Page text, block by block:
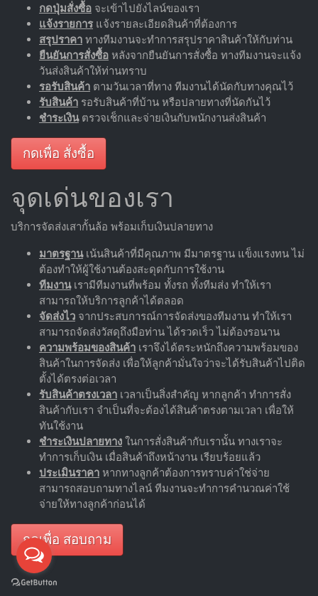
กดปุ่มสั่งซื้อ จะเข้าไปยังไลน์ของเรา
แจ้งรายการแจ้งรายละเอียดสินค้าที่ต้องการ
สรุปราคา ทางทีมงานจะทำการสรุปราคาสินค้าให้กับท่าน
ยืนยันการสั่งซื้อ หลังจากยืนยันการสั่งซื้อ ทางทีมงานจะแจ้ง
วันส่งสินค้าให้ท่านทราบ
รอรับสินค้า ตามวันเวลาที่ทาง ทีมงานได้นัดกับทางคุณไว้
รับสินค้า รอรับสินค้าที่บ้าน หรือปลายทางที่นัดกันไว้
ชำระเงินตรวจเช็กและจ่ายเงินกับพนักงานส่งสินค้า
กดเพื่อ สั่งซื้อ
จุดเด่นของเรา
บริการจัดส่งเสากั้นล้อ พร้อมเก็บเงินปลายทาง
มาตรฐานเน้นสินค้าที่มีคุณภาพ มีมาตรฐาน แข็งแรงทน ไม่
ต้องทำให้ผู้ใช้งานต้องสะดุดกับการใช้งาน
ทีมงานเรามีทีมงานที่พร้อม ทั้งรถ ทั้งทีมส่ง ทำให้เรา
สามารถให้บริการลูกค้าได้ตลอด
จัดส่งไว จากประสบการณ์การจัดส่งของทีมงาน ทำให้เรา
สามารถจัดส่งวัสดุถึงมือท่าน ได้รวดเร็ว ไม่ต้องรอนาน
ความพร้อมของสินค้า เราจึงได้ตระหนักถึงความพร้อมของ
สินค้าในการจัดส่ง เพื่อให้ลูกค้ามั่นใจว่าจะได้รับสินค้าไปติด
ตั้งได้ตรงต่อเวลา
รับสินค้าตรงเวลา เวลาเป็นสิ่งสำคัญ หากลูกค้า ทำการสั่ง
สินค้ากับเรา จำเป็นที่จะต้องได้สินค้าตรงตามเวลา เพื่อให้
ทันใช้งาน
ชำระเงินปลายทาง ในการสั่งสินค้ากับเรานั้น ทางเราจะ
ทำการเก็บเงิน เมื่อสินค้าถึงหน้างาน เรียบร้อยแล้ว
ประเมินราคา หากทางลูกค้าต้องการทราบค่าใช่จ่าย
สามารถสอบถามทางไลน์ ทีมงานจะทำการคำนวณค่าใช้
จ่ายให้ทางลูกค้าก่อนได้
กดเพื่อ สอบถาม